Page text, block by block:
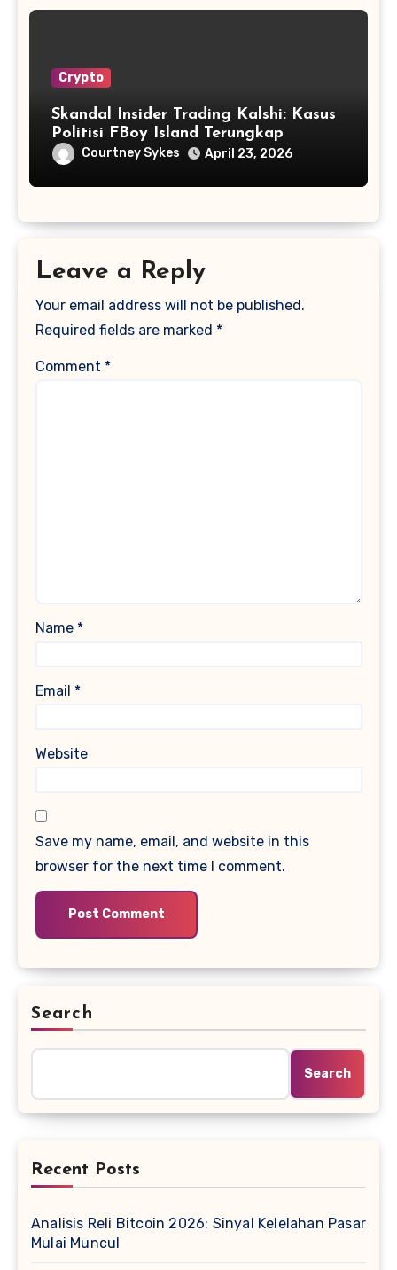
Crypto
Skandal Insider Trading Kalshi: Kasus
Politisi FBoy Island Terungkap
Courtney Sykes April 23, 2026
Leave a Reply
Your email address will not be published.
Required fields are marked *
Comment *
Name *
Email *
Website
Save my name, email, and website in this
browser for the next time I comment.
Search
Search
Recent Posts
Analisis Reli Bitcoin 2026: Sinyal Kelelahan Pasar
Mulai Muncul